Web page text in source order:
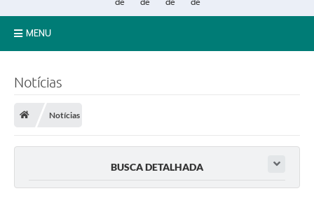
MENU
Licitações
Notícias
Notícias
BUSCA DETALHADA